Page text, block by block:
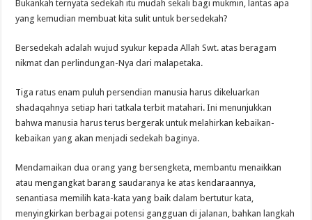
Bukankah ternyata sedekah itu mudah sekali bagi mukmin, lantas apa
yang kemudian membuat kita sulit untuk bersedekah?
Bersedekah adalah wujud syukur kepada Allah Swt. atas beragam
nikmat dan perlindungan-Nya dari malapetaka.
Tiga ratus enam puluh persendian manusia harus dikeluarkan
shadaqahnya setiap hari tatkala terbit matahari. Ini menunjukkan
bahwa manusia harus terus bergerak untuk melahirkan kebaikan-
kebaikan yang akan menjadi sedekah baginya.
Mendamaikan dua orang yang bersengketa, membantu menaikkan
atau mengangkat barang saudaranya ke atas kendaraannya,
senantiasa memilih kata-kata yang baik dalam bertutur kata,
menyingkirkan berbagai potensi gangguan di jalanan, bahkan langkah